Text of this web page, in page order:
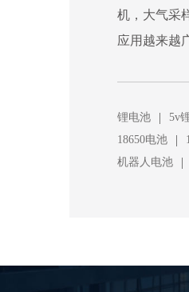
机，大气采
应用越来越
锂电池 | 5v
18650电池 |
机器人电池 |